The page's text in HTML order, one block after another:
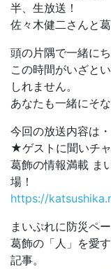
半、生放送！
佐々木健二さんと
頭の片隅で一緒に
この時間がいざと
しれません。
あなたも一緒にそ
今回の放送内容は・
★ゲストに聞いチ
葛飾の情報満載 ま
場！
https://
まいぷれに防災ペ
葛飾の「人」を愛
記事。